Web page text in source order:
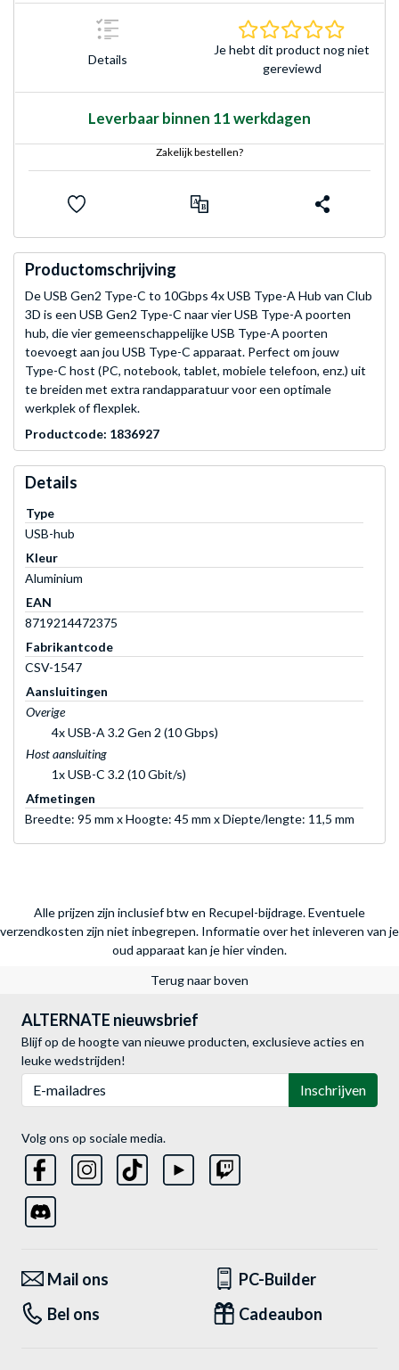
Details
Je hebt dit product nog niet
gereviewd
Leverbaar binnen 11 werkdagen
Zakelijk bestellen?
Productomschrijving
De USB Gen2 Type-C to 10Gbps 4x USB Type-A Hub van Club
3D is een USB Gen2 Type-C naar vier USB Type-A poorten
hub, die vier gemeenschappelijke USB Type-A poorten
toevoegt aan jou USB Type-C apparaat. Perfect om jouw
Type-C host (PC, notebook, tablet, mobiele telefoon, enz.) uit
te breiden met extra randapparatuur voor een optimale
werkplek of flexplek.
Productcode: 1836927
Details
Type
USB-hub
Kleur
Aluminium
EAN
8719214472375
Fabrikantcode
CSV-1547
Aansluitingen
Overige
4x USB-A 3.2 Gen 2 (10 Gbps)
Host aansluiting
1x USB-C 3.2 (10 Gbit/s)
Afmetingen
Breedte: 95 mm x Hoogte: 45 mm x Diepte/lengte: 11,5 mm
Alle prijzen zijn inclusief btw en Recupel-bijdrage. Eventuele
verzendkosten zijn niet inbegrepen. Informatie over het inleveren van je
oud apparaat kan je hier vinden.
Terug naar boven
ALTERNATE nieuwsbrief
Blijf op de hoogte van nieuwe producten, exclusieve acties en
leuke wedstrijden!
Inschrijven
Volg ons op sociale media.
Mail ons
PC-Builder
Bel ons
Cadeaubon